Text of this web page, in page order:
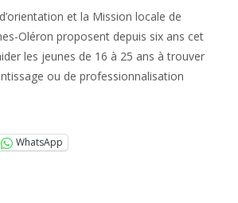
et la Mission locale de
Oléron proposent depuis six ans cet
les jeunes de 16 à 25 ans à trouver
ou de professionnalisation
WhatsApp